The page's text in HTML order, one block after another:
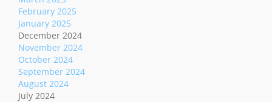
February 2025
January 2025
December 2024
November 2024
October 2024
September 2024
August 2024
July 2024